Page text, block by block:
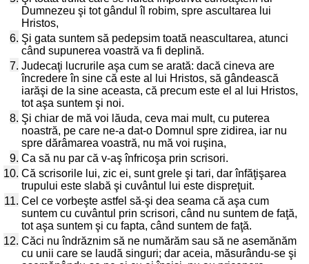
Dumnezeu şi tot gândul îl robim, spre ascultarea lui
Hristos,
6. Şi gata suntem să pedepsim toată neascultarea, atunci
când supunerea voastră va fi deplină.
7. Judecaţi lucrurile aşa cum se arată: dacă cineva are
încredere în sine că este al lui Hristos, să gândească
iarăşi de la sine aceasta, că precum este el al lui Hristos,
tot aşa suntem şi noi.
8. Şi chiar de mă voi lăuda, ceva mai mult, cu puterea
noastră, pe care ne-a dat-o Domnul spre zidirea, iar nu
spre dărâmarea voastră, nu mă voi ruşina,
9. Ca să nu par că v-aş înfricoşa prin scrisori.
10. Că scrisorile lui, zic ei, sunt grele şi tari, dar înfăţişarea
trupului este slabă şi cuvântul lui este dispreţuit.
11. Cel ce vorbeşte astfel să-şi dea seama că aşa cum
suntem cu cuvântul prin scrisori, când nu suntem de faţă,
tot aşa suntem şi cu fapta, când suntem de faţă.
12. Căci nu îndrăznim să ne numărăm sau să ne asemănăm
cu unii care se laudă singuri; dar aceia, măsurându-se şi